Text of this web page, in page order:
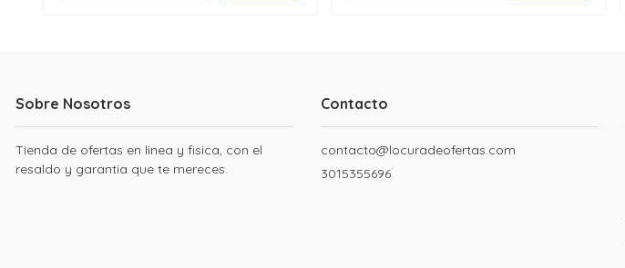
Sobre Nosotros
Tienda de ofertas en linea y fisica, con el
resaldo y garantia que te mereces.
Contacto
contacto@locuradeofertas.com
3015355696